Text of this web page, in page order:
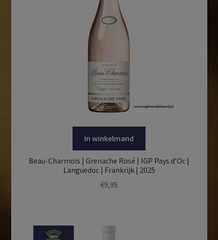
In winkelmand
Beau-Charmois | Grenache Rosé | IGP Pays d’Oc |
Languedoc | Frankrijk | 2025
€9,95